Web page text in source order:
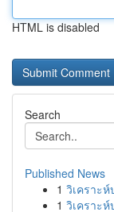
HTML is disabled
Search
Published News
1 วิเคราะ
1 วิเคราะ